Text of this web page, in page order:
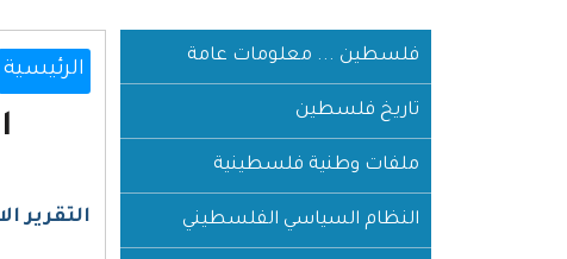
فلسطين ... معلومات عامة
تاريخ فلسطين
ملفات وطنية فلسطينية
النظام السياسي الفلسطيني
الرئيسية
التقرير